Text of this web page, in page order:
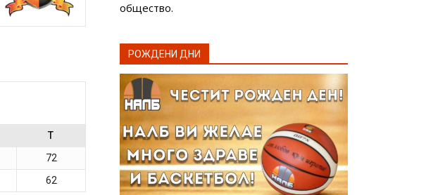
T
72
62
общество.
РОЖДЕНИ ДНИ